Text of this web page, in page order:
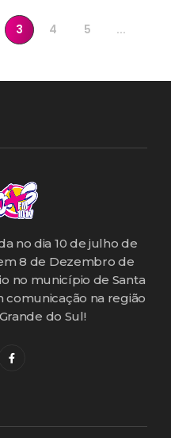
3 4 5 ...
no dia 10 de julho de
8 de Dezembro de
no município de Santa
comunicação na região
do Sul!